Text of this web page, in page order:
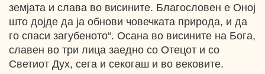
земјата и слава во висините. Благословен е Оној
што дојде да ја обнови човечката природа, и да
го спаси загубеното“. Осана во висините на Бога,
славен во три лица заедно со Отецот и со
Светиот Дух, сега и секогаш и во вековите.